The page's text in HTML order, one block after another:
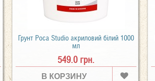
Грунт Роса Studio акриловий білий 1000
мл
549.0 грн.
В КОРЗИНУ